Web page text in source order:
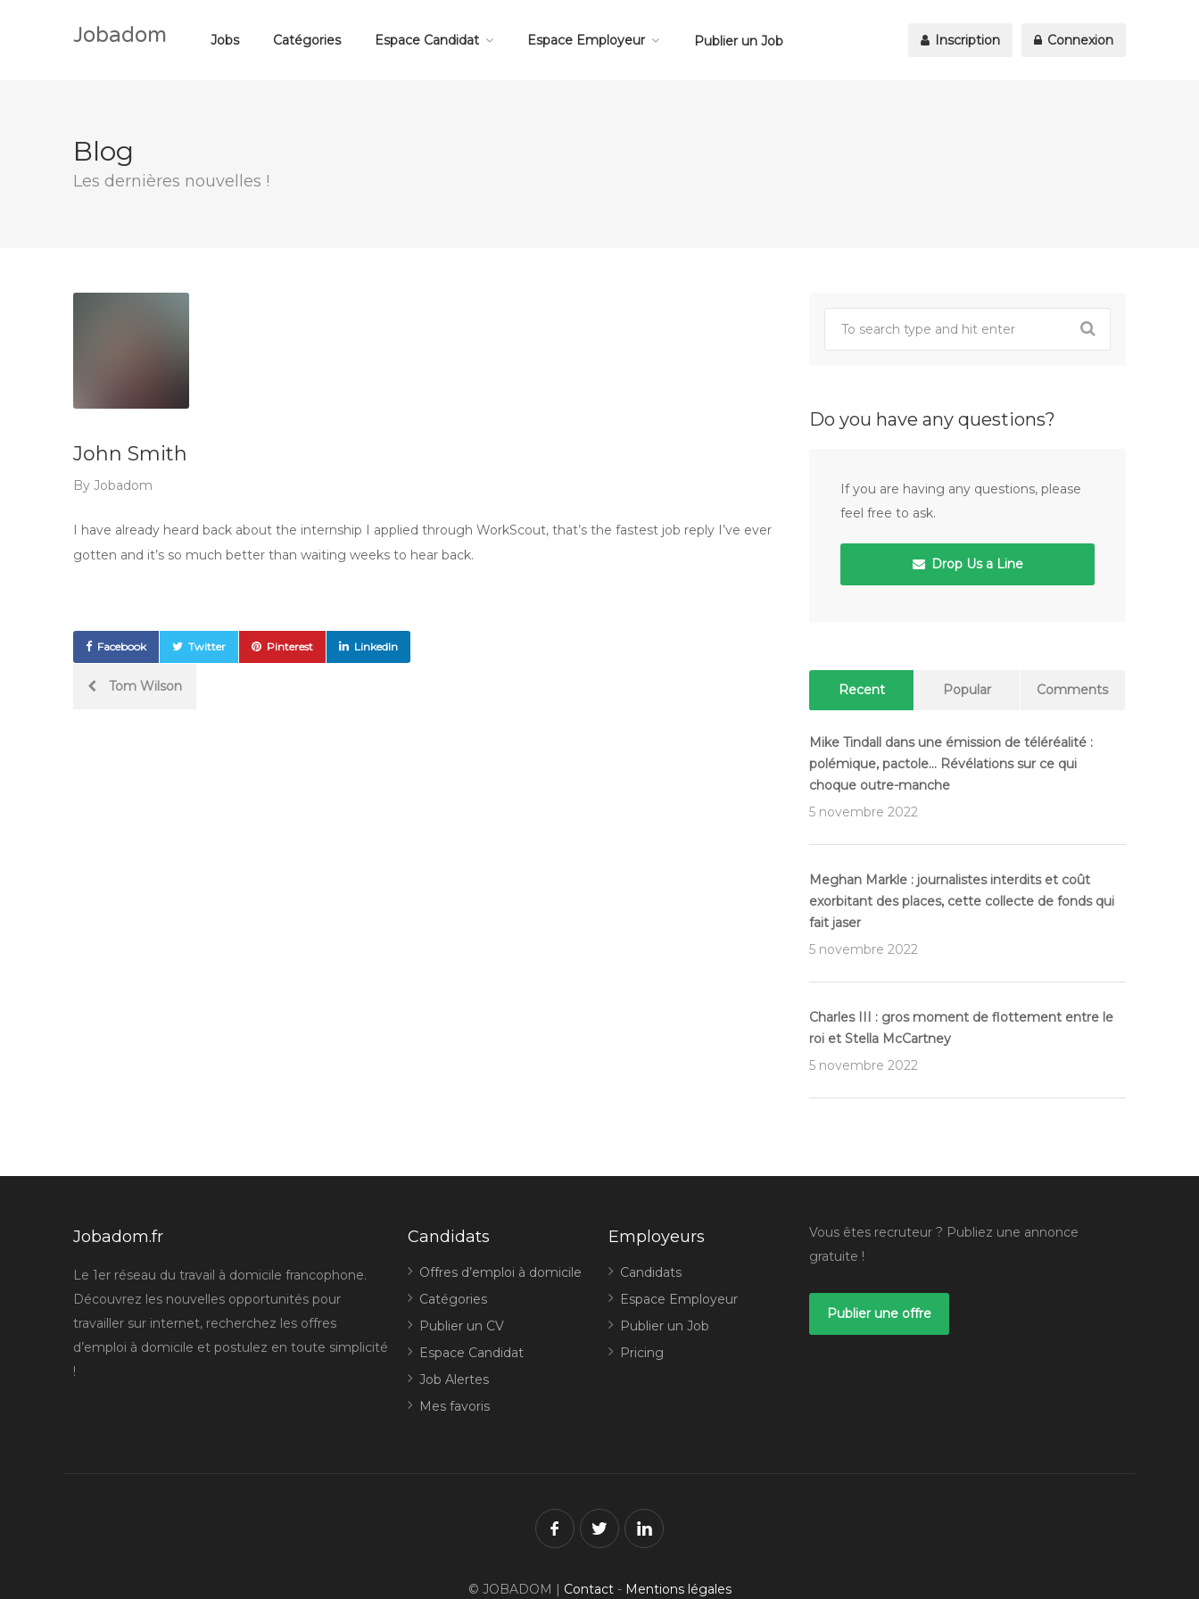
Jobadom Jobs Catégories Espace Candidat Espace Employeur Publier un Job Inscription Connexion
Blog
Les dernières nouvelles !
John Smith
By Jobadom
I have already heard back about the internship I applied through WorkScout, that’s the fastest job reply I’ve ever
gotten and it’s so much better than waiting weeks to hear back.
Facebook Twitter Pinterest LinkedIn
PostTom Wilson
Do you have any questions?
If you are having any questions, please
feel free to ask.
Drop Us a Line
Recent Popular Comments
Mike Tindall dans une émission de téléréalité :
polémique, pactole… Révélations sur ce qui
choque outre-manche
5 novembre 2022
Meghan Markle : journalistes interdits et coût
exorbitant des places, cette collecte de fonds qui
fait jaser
5 novembre 2022
Charles III : gros moment de flottement entre le
roi et Stella McCartney
5 novembre 2022
Jobadom.fr
Le 1er réseau du travail à domicile francophone.
Découvrez les nouvelles opportunités pour
travailler sur internet, recherchez les offres
d’emploi à domicile et postulez en toute simplicité
!
Candidats
Offres d’emploi à domicile
Catégories
Publier un CV
Espace Candidat
Job Alertes
Mes favoris
Employeurs
Candidats
Espace Employeur
Publier un Job
Pricing
Vous êtes recruteur ? Publiez une annonce
gratuite !
Publier une offre
© JOBADOM | Contact- Mentions légales